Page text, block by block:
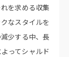
を求める収集
なスタイルを
少する中、長
ってシャルド